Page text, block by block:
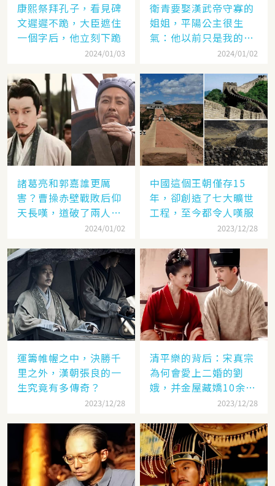
康熙祭拜孔子，看見碑
文遲遲不跪，大臣遮住
一個字后，他立刻下跪
2024/01/03
衛青要娶漢武帝守寡的
姐姐，平陽公主很生
氣：他以前只是我的奴
2024/01/02
諸葛亮和郭嘉誰更厲
害？曹操赤壁戰敗后仰
天長嘆，道破了兩人高
2024/01/02
中國這個王朝僅存15
年，卻創造了七大曠世
工程，至今都令人嘆服
2023/12/28
運籌帷幄之中，決勝千
里之外，漢朝張良的一
生究竟有多傳奇？
2023/12/28
清平樂的背后：宋真宗
為何會愛上二婚的劉
娥，并金屋藏嬌10余
2023/12/28